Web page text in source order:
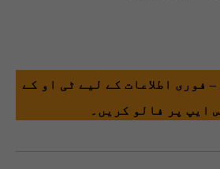
فوری اطلاعات کے لیے ٹی او کے
ایپ پر فالو کریں۔